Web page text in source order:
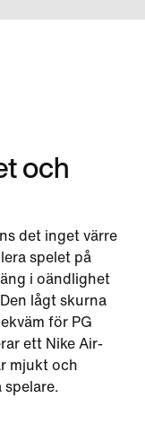
och
det inget värre
spelet på
i oändlighet
lågt skurna
för PG
ett Nike Air-
mjukt och